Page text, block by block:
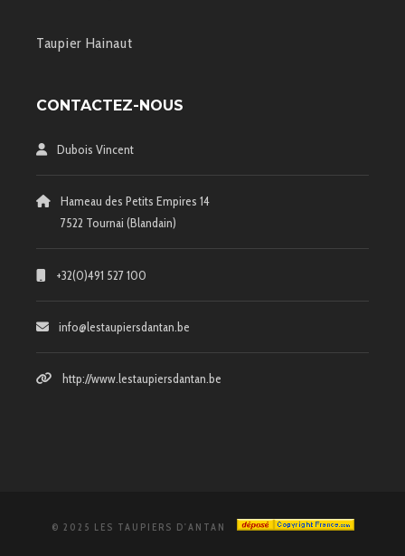
Taupier Hainaut
CONTACTEZ-NOUS
Dubois Vincent
Hameau des Petits Empires 14
7522 Tournai (Blandain)
+32(0)491 527 100
info@lestaupiersdantan.be
http://www.lestaupiersdantan.be
© 2025 LES TAUPIERS D'ANTAN